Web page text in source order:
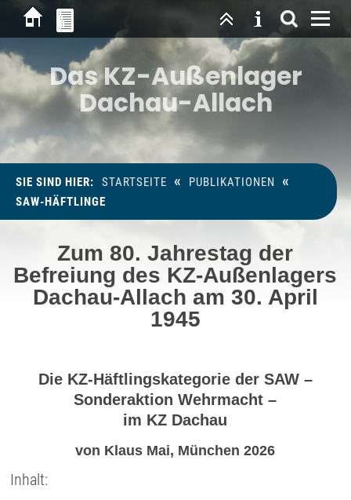
Das KZ-Außenlager
Dachau-Allach
SIE SIND HIER: STARTSEITE « PUBLIKATIONEN «
SAW-HÄFTLINGE
Zum 80. Jahrestag der
Befreiung des KZ-Außenlagers
Dachau-Allach am 30. April
1945
Die KZ-Häftlingskategorie der SAW –
Sonderaktion Wehrmacht –
im KZ Dachau
von Klaus Mai, München 2026
Inhalt: